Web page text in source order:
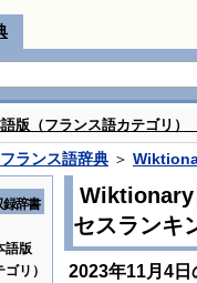
版（フランス語カテゴリ）
フランス語辞典 ＞
Wiktionary
セスランキ
2023年11月4日
録辞書
語版
リ）